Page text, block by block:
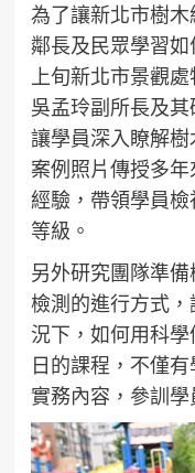
為了讓新北市樹
鄰長及民眾學習
上旬新北市景觀
吳孟玲副所長及其
讓學員深入瞭解
案例照片傳授多
經驗，帶領學員
等級。
另外研究團隊準
檢測的進行方式
況下，如何用科
日的課程，不僅
實務內容，參訓學